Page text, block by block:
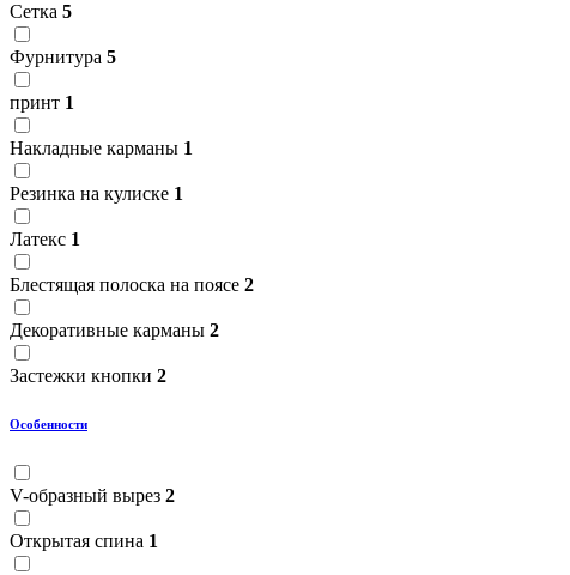
Сетка 5
Фурнитура 5
принт 1
Накладные карманы 1
Резинка на кулиске 1
Латекс 1
Блестящая полоска на поясе 2
Декоративные карманы 2
Застежки кнопки 2
Особенности
V-образный вырез 2
Открытая спина 1